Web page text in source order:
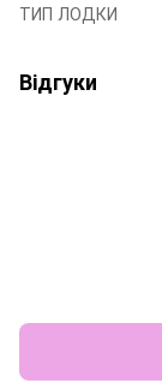
ТИП ЛОДКИ
Відгуки